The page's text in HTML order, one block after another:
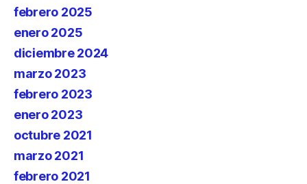
febrero 2025
enero 2025
diciembre 2024
marzo 2023
febrero 2023
enero 2023
octubre 2021
marzo 2021
febrero 2021